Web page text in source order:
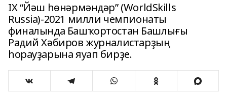
IX “Йәш һөнәрмәндәр” (WorldSkills
Russia)-2021 милли чемпионаты
финалында Башҡортостан Башлығы
Радий Хәбиров журналистарҙың
һорауҙарына яуап бирҙе.